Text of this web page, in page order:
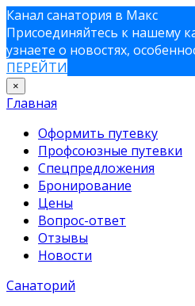
Канал санатория в Макс
Присоединяйтесь к нашему
узнаете о новостях,
ПЕРЕЙТИ
×
Главная
Оформить путевку
Профсоюзные путевки
Спецпредложения
Бронирование
Цены
Вопрос-ответ
Отзывы
Новости
Санаторий